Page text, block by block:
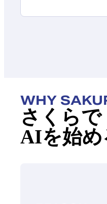
WHY
さくらで
AIを始め